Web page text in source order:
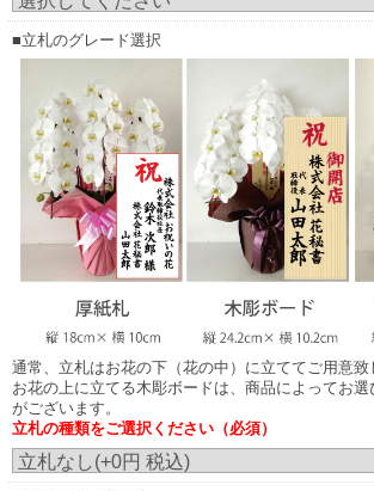
（正面からみたイメージ）
（横からみ
お花の上に立てる木彫ボード
商品によってお選びいただけない場合がございます。
お花の上に立てる木調ボード
（正面からみたイメージ）
■立札のグレード選択
通常、立札はお花の下（花の中）に立ててご用意致
お花の上に立てる木彫ボードは、商品によってお
がございます。
立札の種類をご選択ください（必須）